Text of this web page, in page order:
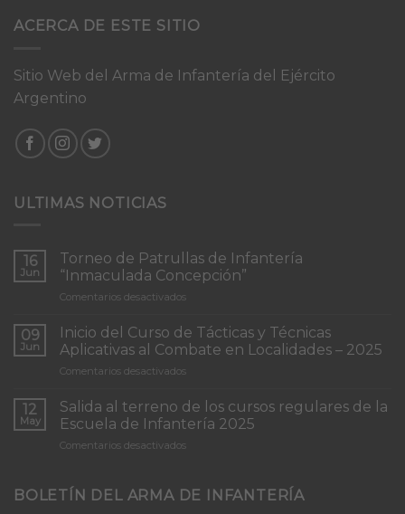
ACERCA DE ESTE SITIO
Sitio Web del Arma de Infantería del Ejército
Argentino
ULTIMAS NOTICIAS
16
Jun
Torneo de Patrullas de Infantería
“Inmaculada Concepción”
Comentarios desactivadosen
de
Patrullas
de
Infantería
Concepción”
09
Jun
Inicio del Curso de Tácticas y Técnicas
Aplicativas al Combate en Localidades – 2025
Comentarios desactivadosen
del
Curso
de
Tácticas
Aplicativas
12
May
Salida al terreno de los cursos regulares de la
Escuela de Infantería 2025
Comentarios desactivadosen
terreno
BOLETÍN DEL ARMA DE INFANTERÍA